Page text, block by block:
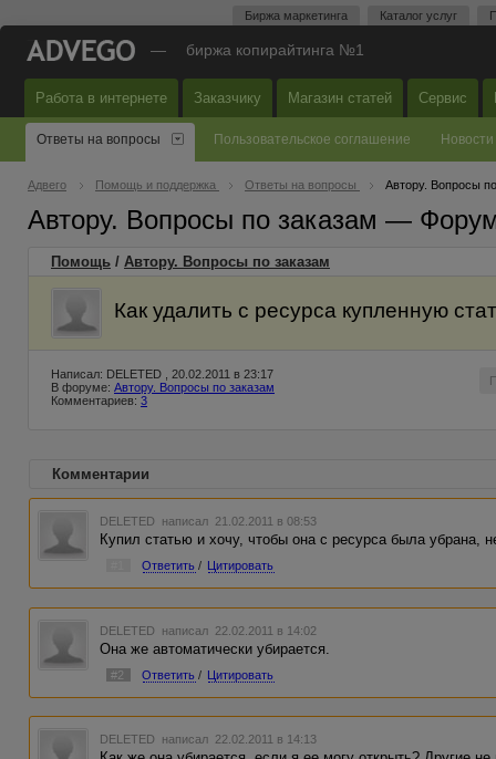
Биржа маркетинга Каталог услуг
— биржа копирайтинга №1
Работа в интернете Заказчику Магазин статей Сервис
Ответы на вопросы Пользовательское соглашение Новости
Адвего Помощь и поддержка Ответы на вопросы Автору. Вопросы
Автору. Вопросы по заказам —
Помощь / Автору. Вопросы по заказам
Как удалить с ресурса купленную
Написал: DELETED , 20.02.2011 в 23:17
В форуме: Автору. Вопросы по заказам
Комментариев: 3
Комментарии
DELETED написал 21.02.2011 в 08:53
Купил статью и хочу, чтобы она с ресурса была убрана,
Ответить / Цитировать
DELETED написал 22.02.2011 в 14:02
Она же автоматически убирается.
#2 Ответить / Цитировать
DELETED написал 22.02.2011 в 14:13